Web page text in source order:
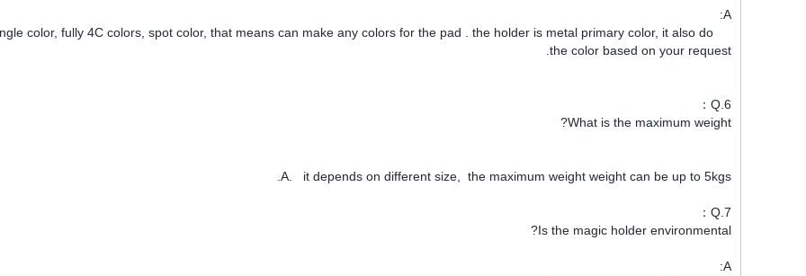
A:
color, fully 4C colors, spot color, that means can make any colors for the pad . the holder is metal primary color, it also do
the color based on your request.
6.Q：
What is the maximum weight?
A. it depends on different size, the maximum weight weight can be up to 5kgs.
7.Q：
Is the magic holder environmental?
A: